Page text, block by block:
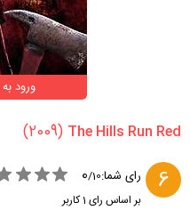
ورود
(2009)
6 رای شما: 0/10
بر اساس رای 1کاربر